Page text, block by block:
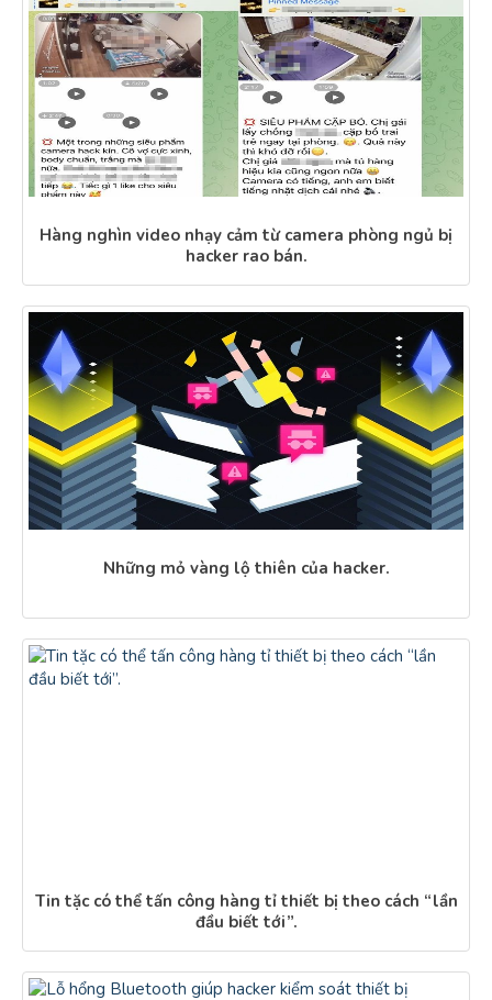
Hàng nghìn video nhạy cảm từ camera phòng ngủ bị
hacker rao bán.
Những mỏ vàng lộ thiên của hacker.
Tin tặc có thể tấn công hàng tỉ thiết bị theo cách “lần
đầu biết tới”.